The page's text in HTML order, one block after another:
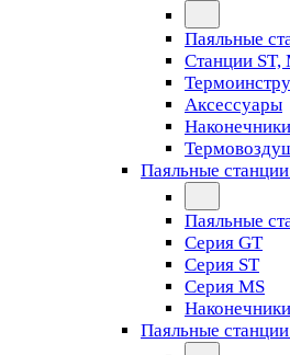
Паяльные
Станции ST,
Аксессуары
Наконечники
Паяльные
Паяльные
Серия GT
Серия ST
Серия MS
Наконечники
Паяльные